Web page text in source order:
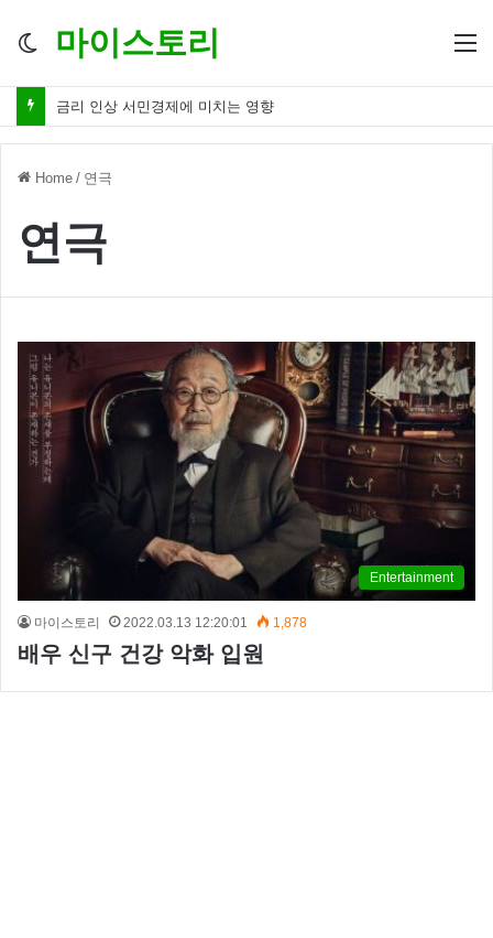
Switch
마이스토리
금리 인상 서민경제에 미치는 영향
Home / 연극
연극
Entertainment
마이스토리 2022.03.13 12:20:01 1,878
배우 신구 건강 악화 입원